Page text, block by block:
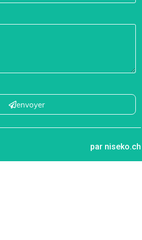
envoyer
par niseko.ch